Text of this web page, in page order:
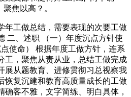
焦以高？。
工做总结，需要表现的次要工做
二、述职 （一）年度沉点方针使
使命） 根据年度工做方针，连系
工，聚焦从责从业，总结工做完成
展从题教育、进修贯彻习总视察我
恢复沉建和教育高质量成长的工做
确客不雅，文字简练、明白具体，